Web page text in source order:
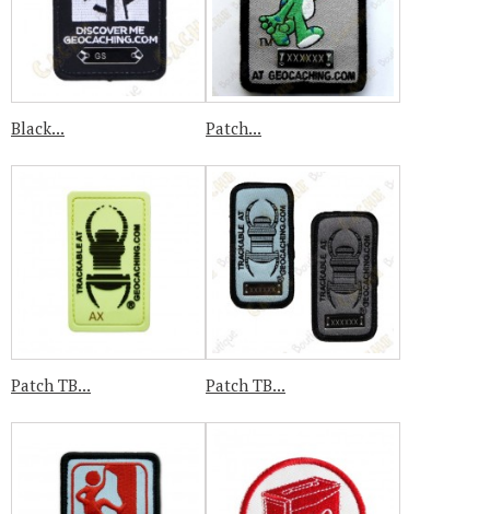
Black... Patch...
Patch TB... Patch TB...